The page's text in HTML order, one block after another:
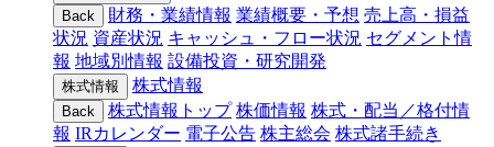
Back 財務・業績情報 業績概要・予想 売上高・損益
状況 資産状況 キャッシュ・フロー状況 セグメント情
報 地域別情報 設備投資・研究開発
株式情報 株式情報
Back 株式情報トップ 株価情報 株式・配当／格付情
報 IRカレンダー 電子公告 株主総会 株式諸手続き